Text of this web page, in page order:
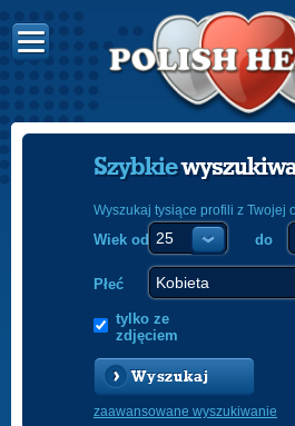
Szybkie
Wyszukaj tysiące profili z Twojej
Wiek od do
Płeć
tylko ze
zdjęciem
Wyszukaj
zaawansowane wyszukiwanie